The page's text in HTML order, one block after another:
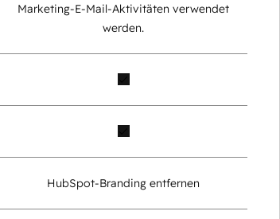
Marketing-E-Mail-Aktivitäten verwendet
werden.
HubSpot-Branding entfernen